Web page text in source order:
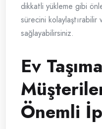
dikkatli yükleme gibi
sürecini kolaylaştırabilir
sağlayabilirsiniz.
Ev
Önemli